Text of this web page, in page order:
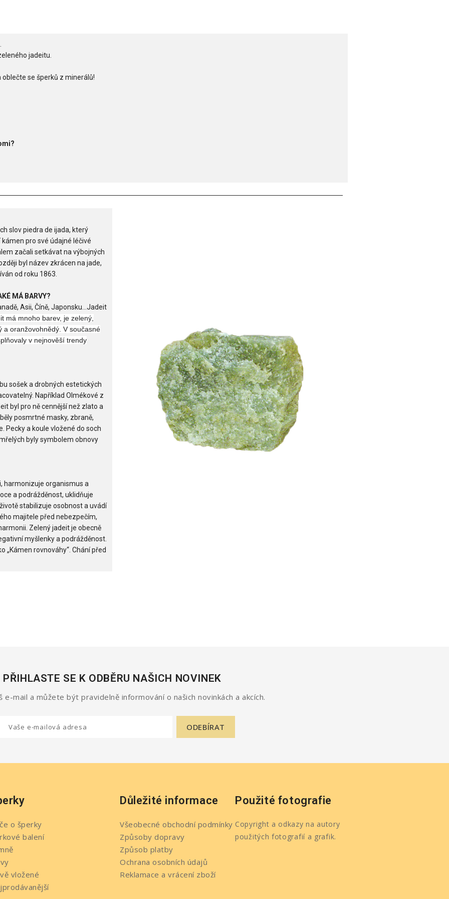
jadeitu.
se šperků z minerálů!
slov piedra de ijada, který
pro své údajné léčivé
začali setkávat na výbojných
byl název zkrácen na jade,
od roku 1863.
MÁ BARVY?
Asii, Číně, Japonsku…Jadeit
má mnoho barev, je zelený,
a oranžovohnědý. V současné
v nejnověší trendy
sošek a drobných estetických
Například Olmékové z
byl pro ně cennější než zlato a
posmrtné masky, zbraně,
Pecky a koule vložené do soch
byly symbolem obnovy
harmonizuje organismus a
a podrážděnost, uklidňuje
stabilizuje osobnost a uvádí
majitele před nebezpečím,
Zelený jadeit je obecně
myšlenky a podrážděnost.
„Kámen rovnováhy“. Chání před
PŘIHLASTE SE K ODBĚRU NAŠICH NOVINEK
e-mail a můžete být pravidelně informování o našich novinkách a akcích.
o šperky
balení
vložené
Důležité informace
Všeobecné obchodní podmínky
Způsoby dopravy
Způsob platby
Ochrana osobních údajů
Reklamace a vrácení zboží
Použité fotografie
Copyright a odkazy na autory
použitých fotografií a grafik.